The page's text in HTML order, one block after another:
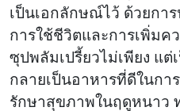
เป็นเอกลักษณ์ไว้ ด้วยกา
การใช้ชีวิตและการเพิ่ม
ซุปพลัมเปรี้ยวไม่เพียง แ
กลายเป็นอาหารที่ดีในกา
รักษาสุขภาพในฤดูหนาว